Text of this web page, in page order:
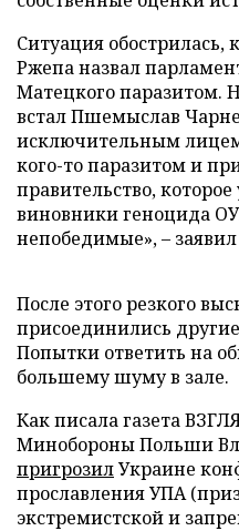
Ситуация обострилась,
Ржепа назвал
Матецкого паразитом.
встал Пшемыслав
исключительным
кого-то паразитом и
правительство,
виновники геноцида
непобедимые», –
После этого резкого
присоединились
Попытки ответить на
большему шуму в зале.
Как писала газета
Минобороны Польши
пригрозилУкраине
прославления УПА
экстремистской и